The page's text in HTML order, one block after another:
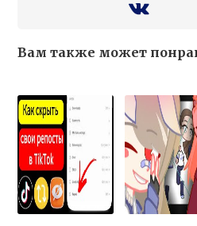
Вам также может